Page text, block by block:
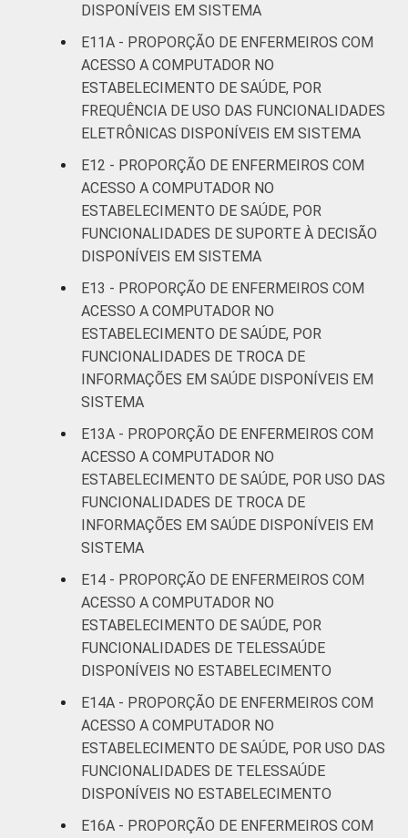
DISPONÍVEIS EM SISTEMA
E11A - PROPORÇÃO DE ENFERMEIROS COM
ACESSO A COMPUTADOR NO
ESTABELECIMENTO DE SAÚDE, POR
FREQUÊNCIA DE USO DAS FUNCIONALIDADES
ELETRÔNICAS DISPONÍVEIS EM SISTEMA
E12 - PROPORÇÃO DE ENFERMEIROS COM
ACESSO A COMPUTADOR NO
ESTABELECIMENTO DE SAÚDE, POR
FUNCIONALIDADES DE SUPORTE À DECISÃO
DISPONÍVEIS EM SISTEMA
E13 - PROPORÇÃO DE ENFERMEIROS COM
ACESSO A COMPUTADOR NO
ESTABELECIMENTO DE SAÚDE, POR
FUNCIONALIDADES DE TROCA DE
INFORMAÇÕES EM SAÚDE DISPONÍVEIS EM
SISTEMA
E13A - PROPORÇÃO DE ENFERMEIROS COM
ACESSO A COMPUTADOR NO
ESTABELECIMENTO DE SAÚDE, POR USO DAS
FUNCIONALIDADES DE TROCA DE
INFORMAÇÕES EM SAÚDE DISPONÍVEIS EM
SISTEMA
E14 - PROPORÇÃO DE ENFERMEIROS COM
ACESSO A COMPUTADOR NO
ESTABELECIMENTO DE SAÚDE, POR
FUNCIONALIDADES DE TELESSAÚDE
DISPONÍVEIS NO ESTABELECIMENTO
E14A - PROPORÇÃO DE ENFERMEIROS COM
ACESSO A COMPUTADOR NO
ESTABELECIMENTO DE SAÚDE, POR USO DAS
FUNCIONALIDADES DE TELESSAÚDE
DISPONÍVEIS NO ESTABELECIMENTO
E16A - PROPORÇÃO DE ENFERMEIROS COM